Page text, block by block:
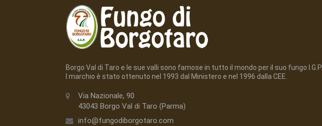
Borgo Val di Taro e le sue valli sono famose in tutto il mondo per il suo fungo I.G.P. I
l marchio è stato ottenuto nel 1993 dal Ministero e nel 1996 dalla CEE.
Via Nazionale, 90
43043 Borgo Val di Taro (Parma)
info@fungodiborgotaro.com